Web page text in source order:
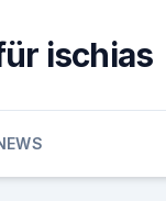
ischias